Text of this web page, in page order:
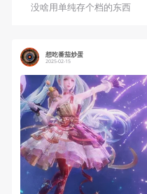
没啥用单纯存个档的东西
想吃番茄炒蛋
2025-02-15